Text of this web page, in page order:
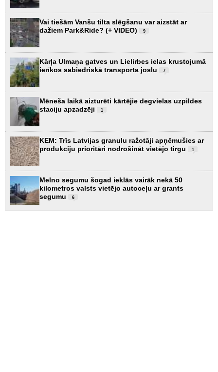
Vai tiešām Vanšu tilta slēgšanu var aizstāt ar
dažiem Park&Ride? (+ VIDEO)
9
Kārļa Ulmaņa gatves un Lielirbes ielas krustojumā
ierīkos sabiedriskā transporta joslu
7
Mēneša laikā aizturēti kārtējie degvielas uzpildes
staciju apzadzēji
1
KEM: Trīs Latvijas granulu ražotāji apņēmušies ar
produkciju prioritāri nodrošināt vietējo tirgu
1
Melno segumu šogad ieklās vairāk nekā 50
kilometros valsts vietējo autoceļu ar grants
segumu
6